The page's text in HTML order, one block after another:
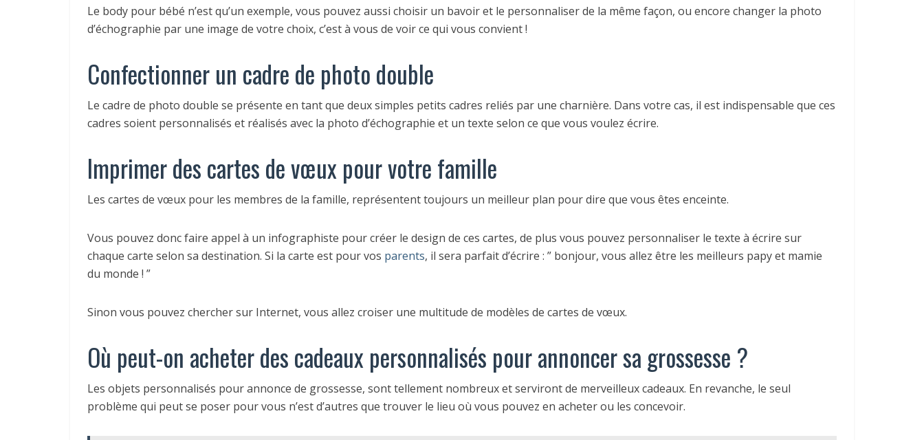
Le body pour bébé n’est qu’un exemple, vous pouvez aussi choisir un bavoir et le personnaliser de la même façon, ou encore changer la photo
d’échographie par une image de votre choix, c’est à vous de voir ce qui vous convient !
Confectionner un cadre de photo double
Le cadre de photo double se présente en tant que deux simples petits cadres reliés par une charnière. Dans votre cas, il est indispensable que ces
cadres soient personnalisés et réalisés avec la photo d’échographie et un texte selon ce que vous voulez écrire.
Imprimer des cartes de vœux pour votre famille
Les cartes de vœux pour les membres de la famille, représentent toujours un meilleur plan pour dire que vous êtes enceinte.
Vous pouvez donc faire appel à un infographiste pour créer le design de ces cartes, de plus vous pouvez personnaliser le texte à écrire sur
chaque carte selon sa destination. Si la carte est pour vos parents, il sera parfait d’écrire : ” bonjour, vous allez être les meilleurs papy et mamie
du monde ! ”
Sinon vous pouvez chercher sur Internet, vous allez croiser une multitude de modèles de cartes de vœux.
Où peut-on acheter des cadeaux personnalisés pour annoncer sa grossesse ?
Les objets personnalisés pour annonce de grossesse, sont tellement nombreux et serviront de merveilleux cadeaux. En revanche, le seul
problème qui peut se poser pour vous n’est d’autres que trouver le lieu où vous pouvez en acheter ou les concevoir.